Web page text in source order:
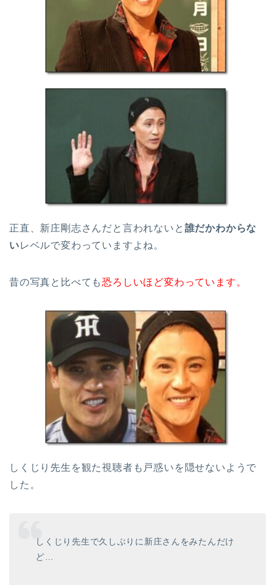
正直、新庄剛志さんだと言われないと 誰だかわからな
いレベルで変わっていますよね。
昔の写真と比べても恐ろしいほど変わっています。
しくじり先生を観た視聴者も戸惑いを隠せないようで
した。
しくじり先生で久しぶりに新庄さんをみたんだけ
ど…